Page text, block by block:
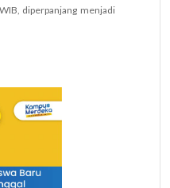
diperpanjang menjadi